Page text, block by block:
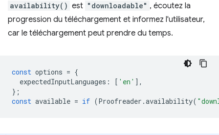
availability() est "downloadable" , écoutez la
progression du téléchargement et informez l'utilisateur,
car le téléchargement peut prendre du temps.
const options = {
expectedInputLanguages : [ 'en' ],
};
const available = if (Proofreader .availability(